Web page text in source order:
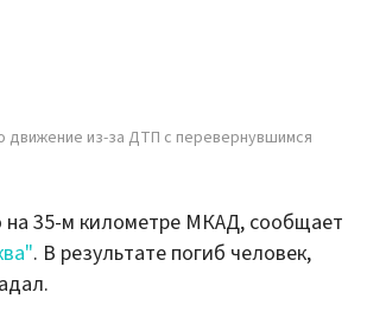
движение из-за ДТП с перевернувшимся
35-м километре МКАД, сообщает
. В результате погиб человек,